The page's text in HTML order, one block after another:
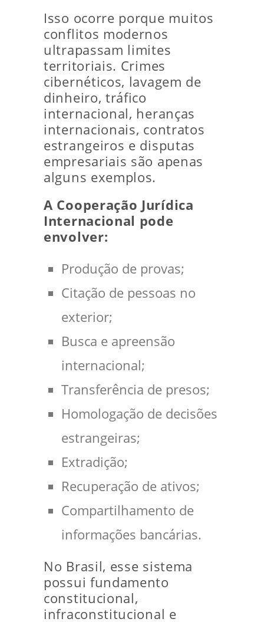
Isso ocorre porque muitos
conflitos modernos
ultrapassam limites
territoriais. Crimes
cibernéticos, lavagem de
dinheiro, tráfico
internacional, heranças
internacionais, contratos
estrangeiros e disputas
empresariais são apenas
alguns exemplos.
A Cooperação Jurídica
Internacional pode
envolver:
Produção de provas;
Citação de pessoas no
exterior;
Busca e apreensão
internacional;
Transferência de presos;
Homologação de decisões
estrangeiras;
Extradição;
Recuperação de ativos;
Compartilhamento de
informações bancárias.
No Brasil, esse sistema
possui fundamento
constitucional,
infraconstitucional e